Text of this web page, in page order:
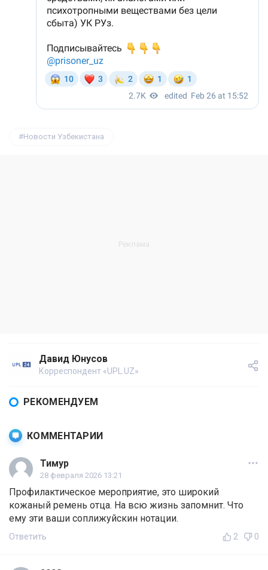
Новости Узбекистана
Давид Юнусов
Корреспондент «UPL.UZ»
РЕКОМЕНДУЕМ
КОММЕНТАРИИ
Тимур
28 февраля 2026 13:21
Профилактическое мероприятие, это широкий
кожаный ремень отца. На всю жизнь запомнит. Что
ему эти ваши соплижуйскин нотации.
Ответить 2 0